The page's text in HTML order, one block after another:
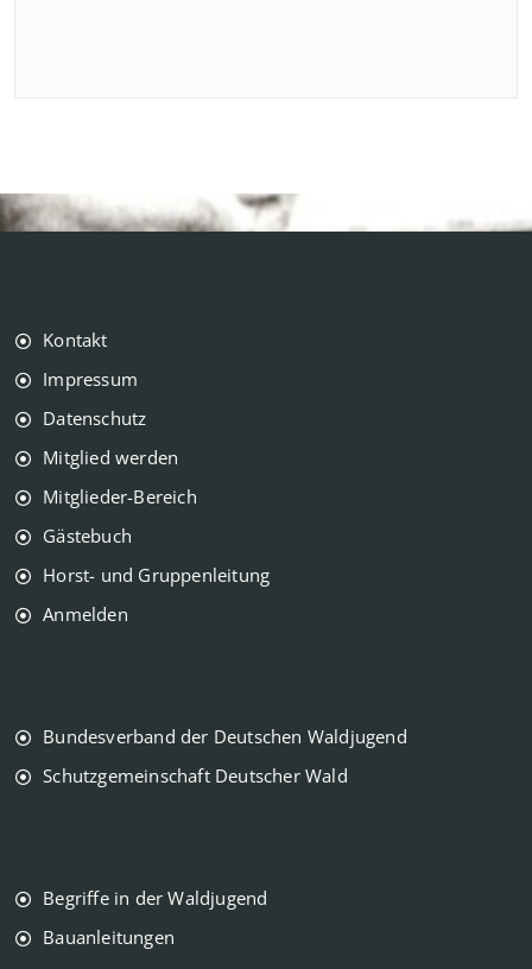
Kontakt
Impressum
Datenschutz
Mitglied werden
Mitglieder-Bereich
Gästebuch
Horst- und Gruppenleitung
Anmelden
Bundesverband der Deutschen Waldjugend
Schutzgemeinschaft Deutscher Wald
Begriffe in der Waldjugend
Bauanleitungen